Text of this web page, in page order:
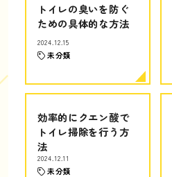
トイレの臭いを防ぐ
ための具体的な方法
2024.12.15
未分類
効率的にクエン酸で
トイレ掃除を行う方
法
2024.12.11
未分類